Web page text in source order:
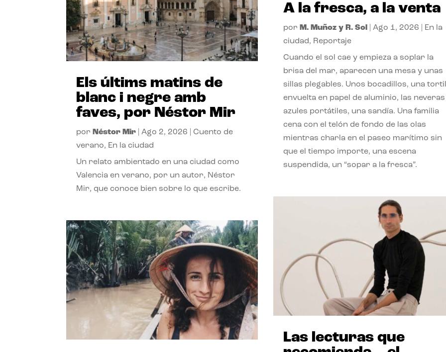
Els últims matins de
blanc i negre amb
faves, por Néstor Mir
por Néstor Mir |Ago 2, 2026 |Cuento de
verano, En la ciudad
Un relato ambientado en una ciudad como
Valencia en verano, por un autor, Néstor
Mir, que conoce bien sobre lo que escribe.
A la fresca, a la venta
por M. Muñoz y R. Sol Ago 1, 2026
En la
ciudad, Reportaje
Cuando el sol cae y empieza a soplar la
brisa del mar, aparecen una mesa y unas
sillas plegables. Unos bocadillos, una
envuelta en papel de aluminio, las neveras
azules portátiles, una sandía. Una familia
cena con el telón de fondo de las olas
mientras charla en el paseo marítimo sin
que el tiempo importe, una escena
suspendida, un “sopar a la fresca”.
Las lecturas que